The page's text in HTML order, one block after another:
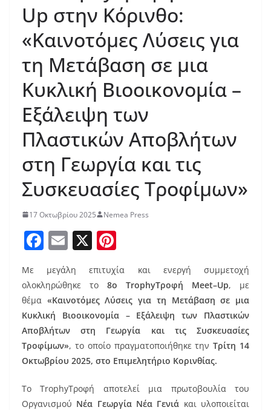
Up στην Κόρινθο:
«Καινοτόμες Λύσεις για
τη Μετάβαση σε μια
Κυκλική Βιοοικονομία –
Εξάλειψη των
Πλαστικών Αποβλήτων
στη Γεωργία και τις
Συσκευασίες Τροφίμων»
17 Οκτωβρίου 2025 Nemea Press
F
c
e
b
o
o
E
ai
l
X
nt
er
e
st
Με μεγάλη επιτυχία και ενεργή συμμετοχή
ολοκληρώθηκε το 8ο TrophyΤροφή Meet–Up, με
θέμα «Καινοτόμες Λύσεις για τη Μετάβαση σε μια
Κυκλική Βιοοικονομία – Εξάλειψη των Πλαστικών
Αποβλήτων στη Γεωργία και τις Συσκευασίες
Τροφίμων», το οποίο πραγματοποιήθηκε τηνΤρίτη 14
Οκτωβρίου 2025, στο Επιμελητήριο Κορινθίας.
Το TrophyΤροφή αποτελεί μια πρωτοβουλία του
Οργανισμού Νέα Γεωργία Νέα Γενιά και υλοποιείται